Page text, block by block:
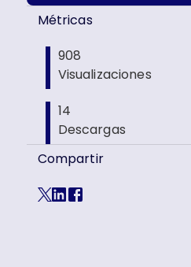
Métricas
908
Visualizaciones
14
Descargas
Compartir